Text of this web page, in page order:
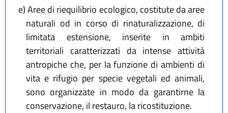
e)Aree di riequilibrio ecologico, costitute da aree
naturali od in corso di rinaturalizzazione, di
limitata estensione, inserite in ambiti
territoriali caratterizzati da intense attività
antropiche che, per la funzione di ambienti di
vita e rifugio per specie vegetali ed animali,
sono organizzate in modo da garantirne la
conservazione, il restauro, la ricostituzione.